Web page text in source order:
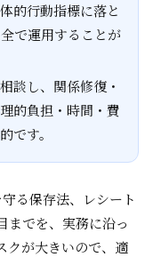
的行動指標に落と
で運用することが
談し、関係修復・
的負担・時間・費
です。
る保存法、レシート
までを、実務に沿っ
クが大きいので、適